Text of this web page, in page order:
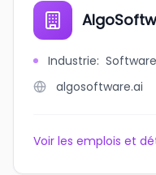
Industrie:
algosoftware.ai
Voir les emplois et